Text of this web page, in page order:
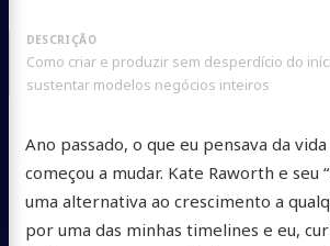
Como criar e produzir sem desperdício do
sustentar modelos negócios inteiros
Ano passado, o que eu pensava da
começou a mudar. Kate Raworth e seu
uma alternativa ao crescimento a
por uma das minhas timelines e eu,